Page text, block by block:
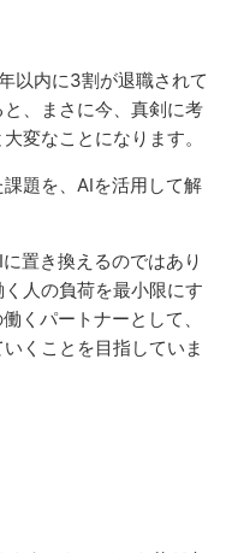
以内に3割が退職されて
、まさに今、真剣に考
変なことになります。
題を、AIを活用して解
置き換えるのではあり
人の負荷を最小限にす
くパートナーとして、
くことを目指していま